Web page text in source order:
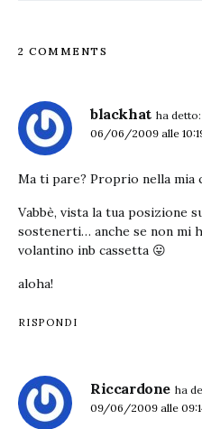
2 COMMENTS
blackhat ha detto:
06/06/2009 alle
Ma ti pare? Proprio nella mia
Vabbè, vista la tua posizione
sostenerti… anche se non mi
volantino inb cassetta 😛
aloha!
RISPONDI
Riccardone ha
09/06/2009 alle